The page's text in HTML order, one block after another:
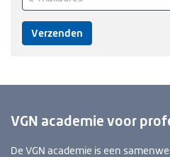
mailadres
(verplicht)
Verzenden
VGN academie voor
De VGN academie is een